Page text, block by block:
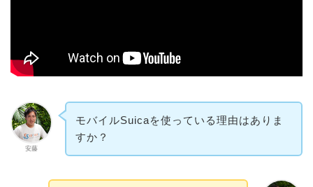
安藤
モバイルSuicaを使っている理由はありま
すか？